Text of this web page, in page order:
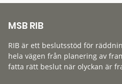
MSB RIB
RIB är ett beslutsstöd för
hela vägen från planering av
fatta rätt beslut när olyckan är